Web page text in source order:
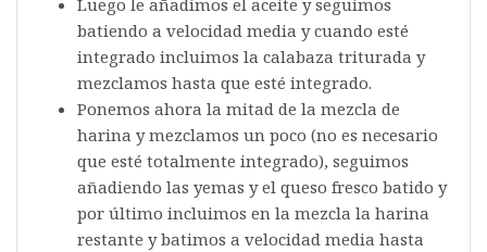
Luego le añadimos el aceite y seguimos
batiendo a velocidad media y cuando esté
integrado incluimos la calabaza triturada y
mezclamos hasta que esté integrado.
Ponemos ahora la mitad de la mezcla de
harina y mezclamos un poco (no es necesario
que esté totalmente integrado), seguimos
añadiendo las yemas y el queso fresco batido y
por último incluimos en la mezcla la harina
restante y batimos a velocidad media hasta